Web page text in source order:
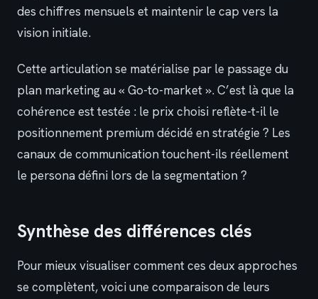
des chiffres mensuels et maintenir le cap vers la
vision initiale.
Cette articulation se matérialise par le passage du
plan marketing au « Go-to-market ». C’est là que la
cohérence est testée : le prix choisi reflète-t-il le
positionnement premium décidé en stratégie ? Les
canaux de communication touchent-ils réellement
le persona défini lors de la segmentation ?
Synthèse des différences clés
Pour mieux visualiser comment ces deux approches
se complètent, voici une comparaison de leurs